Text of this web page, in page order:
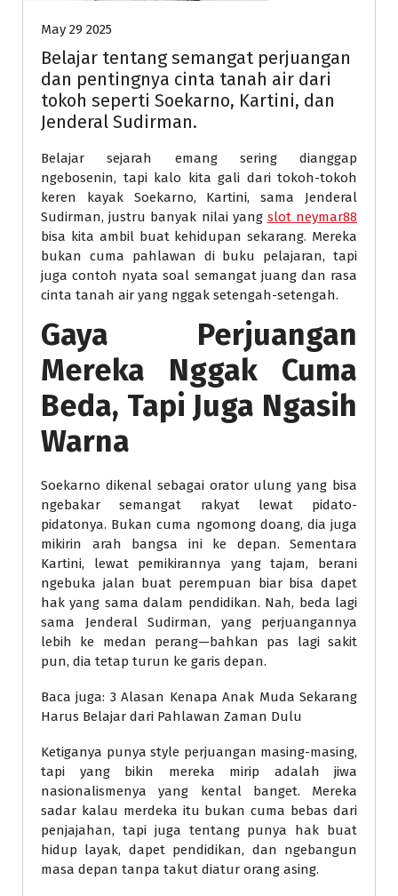
May 29 2025
Belajar tentang semangat perjuangan
dan pentingnya cinta tanah air dari
tokoh seperti Soekarno, Kartini, dan
Jenderal Sudirman.
Belajar sejarah emang sering dianggap
ngebosenin, tapi kalo kita gali dari tokoh-tokoh
keren kayak Soekarno, Kartini, sama Jenderal
Sudirman, justru banyak nilai yang slot neymar88
bisa kita ambil buat kehidupan sekarang. Mereka
bukan cuma pahlawan di buku pelajaran, tapi
juga contoh nyata soal semangat juang dan rasa
cinta tanah air yang nggak setengah-setengah.
Gaya Perjuangan
Mereka Nggak Cuma
Beda, Tapi Juga Ngasih
Warna
Soekarno dikenal sebagai orator ulung yang bisa
ngebakar semangat rakyat lewat pidato-
pidatonya. Bukan cuma ngomong doang, dia juga
mikirin arah bangsa ini ke depan. Sementara
Kartini, lewat pemikirannya yang tajam, berani
ngebuka jalan buat perempuan biar bisa dapet
hak yang sama dalam pendidikan. Nah, beda lagi
sama Jenderal Sudirman, yang perjuangannya
lebih ke medan perang—bahkan pas lagi sakit
pun, dia tetap turun ke garis depan.
Baca juga: 3 Alasan Kenapa Anak Muda Sekarang
Harus Belajar dari Pahlawan Zaman Dulu
Ketiganya punya style perjuangan masing-masing,
tapi yang bikin mereka mirip adalah jiwa
nasionalismenya yang kental banget. Mereka
sadar kalau merdeka itu bukan cuma bebas dari
penjajahan, tapi juga tentang punya hak buat
hidup layak, dapet pendidikan, dan ngebangun
masa depan tanpa takut diatur orang asing.